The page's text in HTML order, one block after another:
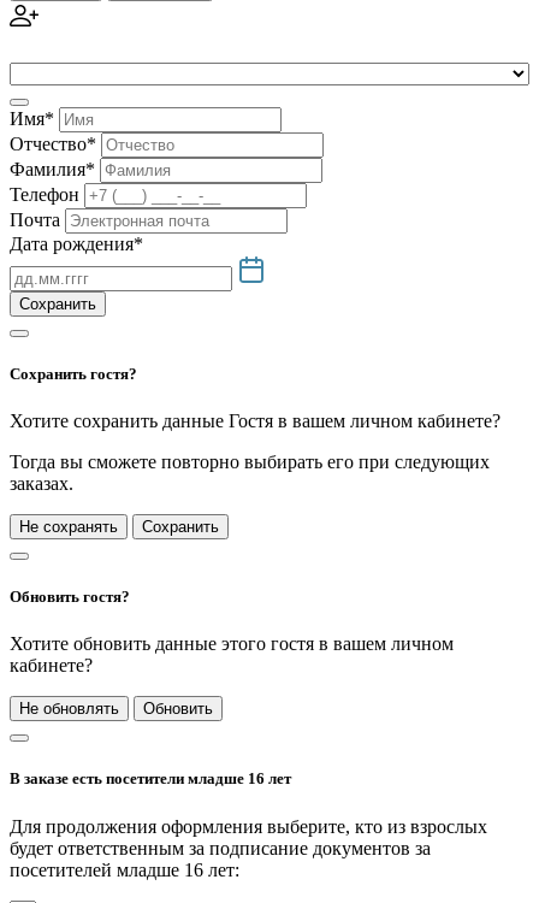
Имя*
Отчество*
Фамилия*
Телефон
Почта
Дата рождения*
Сохранить
Сохранить гостя?
Хотите сохранить данные Гостя в вашем личном кабинете?
Тогда вы сможете повторно выбирать его при следующих
заказах.
Не сохранять Сохранить
Обновить гостя?
Хотите обновить данные этого гостя в вашем личном
кабинете?
Не обновлять Обновить
В заказе есть посетители младше 16 лет
Для продолжения оформления выберите, кто из взрослых
будет ответственным за подписание документов за
посетителей младше 16 лет: